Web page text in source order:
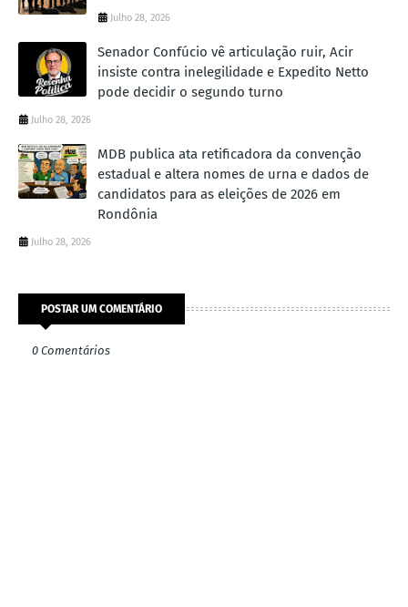
Julho 28, 2026
Senador Confúcio vê articulação ruir, Acir
insiste contra inelegilidade e Expedito Netto
pode decidir o segundo turno
Julho 28, 2026
MDB publica ata retificadora da convenção
estadual e altera nomes de urna e dados de
candidatos para as eleições de 2026 em
Rondônia
Julho 28, 2026
POSTAR UM COMENTÁRIO
0 Comentários